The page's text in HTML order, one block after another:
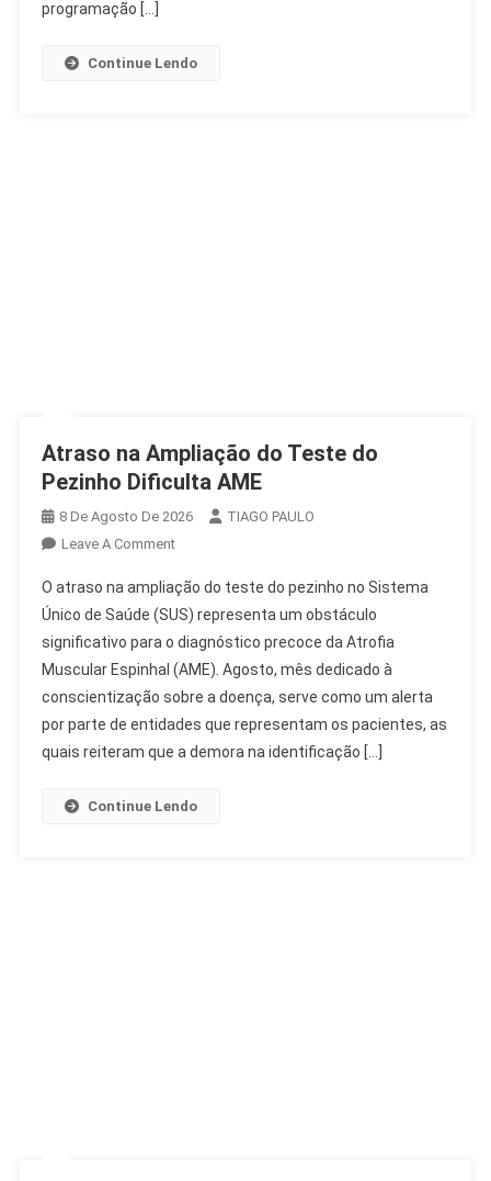
programação […]
Continue Lendo
Atraso na Ampliação do Teste do
Pezinho Dificulta AME
8 De Agosto De 2026
TIAGO PAULO
Leave A CommentOn
Na
Ampliação
Do
Teste
Do
Pezinho
Dificulta
O atraso na ampliação do teste do pezinho no Sistema
Único de Saúde (SUS) representa um obstáculo
significativo para o diagnóstico precoce da Atrofia
Muscular Espinhal (AME). Agosto, mês dedicado à
conscientização sobre a doença, serve como um alerta
por parte de entidades que representam os pacientes, as
quais reiteram que a demora na identificação […]
Continue Lendo